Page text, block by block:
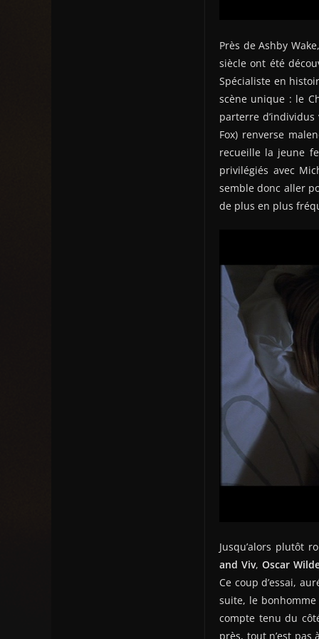
Près de Ashby
siècle ont été
Spécialiste en
scène unique : le
parterre
Fox) renverse
recueille la jeune
privilégiés avec
semble donc aller
de plus en plus
Jusqu’alors plutôt
and Viv, Oscar
Ce coup d’essai,
suite, le
compte tenu du
près, tout n’est